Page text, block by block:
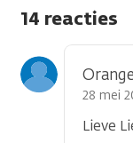
14 reacties
28 mei
Lieve